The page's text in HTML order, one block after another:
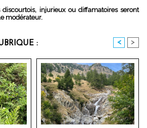
injurieux ou diffamatoires seront
modérateur.
: < >